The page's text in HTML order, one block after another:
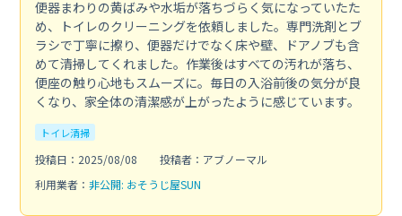
便器まわりの黄ばみや水垢が落ちづらく気になっていたた
め、トイレのクリーニングを依頼しました。専門洗剤とブ
ラシで丁寧に擦り、便器だけでなく床や壁、ドアノブも含
めて清掃してくれました。作業後はすべての汚れが落ち、
便座の触り心地もスムーズに。毎日の入浴前後の気分が良
くなり、家全体の清潔感が上がったように感じています。
トイレ清掃
投稿日：2025/08/08
投稿者：アブノーマル
利用業者： 非公開: おそうじ屋SUN